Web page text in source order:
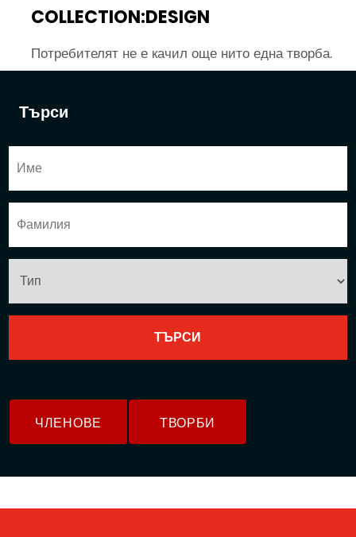
Търси
ЧЛЕНОВЕ ТВОРБИ
COLLECTION:DESIGN
Потребителят не е качил още нито една творба.